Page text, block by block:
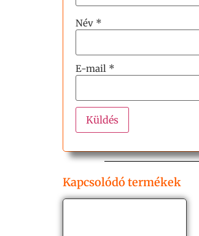
Név *
E-mail *
Kapcsolódó termékek